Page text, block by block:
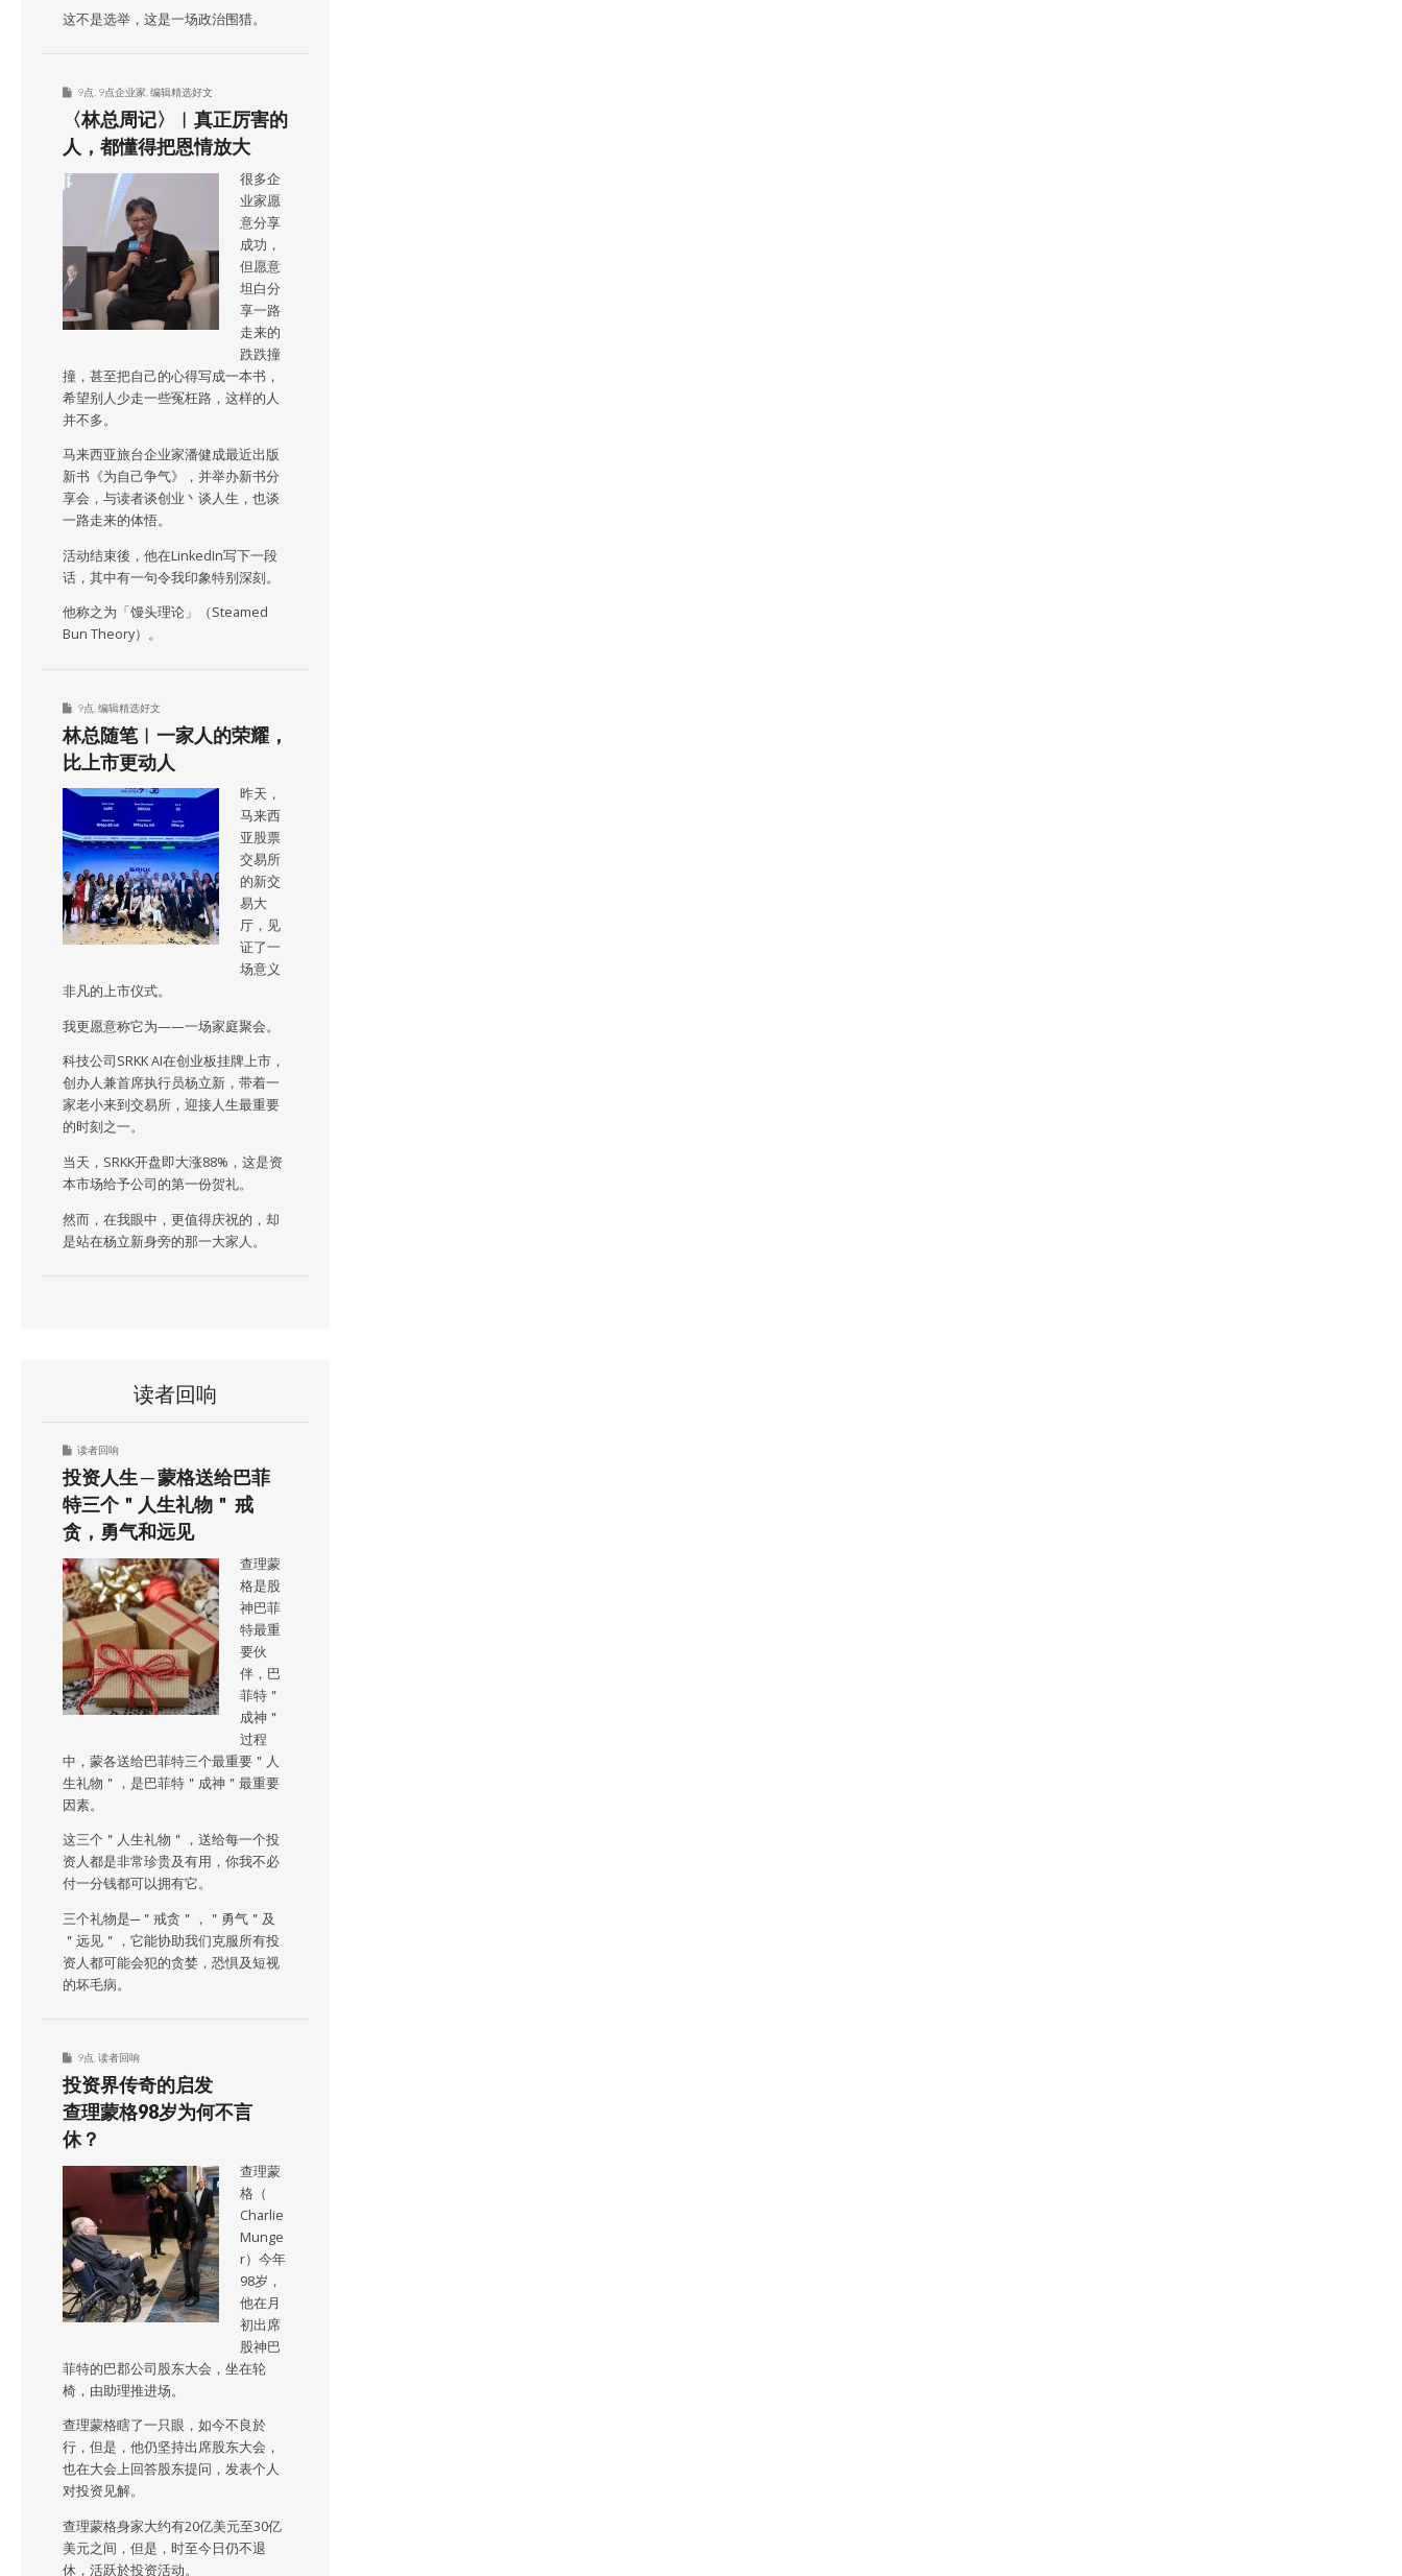
这不是选举，这是一场政治围猎。
9点 9点企业家 编辑精选好文
〈林总周记〉︱真正厉害的
人，都懂得把恩情放大
很多企
业家愿
意分享
成功，
但愿意
坦白分
享一路
走来的
跌跌撞
撞，甚至把自己的心得写成一本书，
希望别人少走一些冤枉路，这样的人
并不多。
马来西亚旅台企业家潘健成最近出版
新书《为自己争气》，并举办新书分
享会，与读者谈创业丶谈人生，也谈
一路走来的体悟。
活动结束後，他在LinkedIn写下一段
话，其中有一句令我印象特别深刻。
他称之为「馒头理论」（Steamed
Bun Theory）。
9点 编辑精选好文
林总随笔︱一家人的荣耀，
比上市更动人
昨天，
马来西
亚股票
交易所
的新交
易大
厅，见
证了一
场意义
非凡的上市仪式。
我更愿意称它为——一场家庭聚会。
科技公司SRKK AI在创业板挂牌上市，
创办人兼首席执行员杨立新，带着一
家老小来到交易所，迎接人生最重要
的时刻之一。
当天，SRKK开盘即大涨88%，这是资
本市场给予公司的第一份贺礼。
然而，在我眼中，更值得庆祝的，却
是站在杨立新身旁的那一大家人。
读者回响
读者回响
投资人生 ─ 蒙格送给巴菲
特三个＂人生礼物＂ 戒
贪，勇气和远见
查理蒙
格是股
神巴菲
特最重
要伙
伴，巴
菲特＂
成神＂
过程
中，蒙各送给巴菲特三个最重要＂人
生礼物＂，是巴菲特＂成神＂最重要
因素。
这三个＂人生礼物＂，送给每一个投
资人都是非常珍贵及有用，你我不必
付一分钱都可以拥有它。
三个礼物是─＂戒贪＂，＂勇气＂及
＂远见＂，它能协助我们克服所有投
资人都可能会犯的贪婪，恐惧及短视
的坏毛病。
9点 读者回响
投资界传奇的启发
查理蒙格98岁为何不言
休？
查理蒙
格（
Charlie
Munge
r）今年
98岁，
他在月
初出席
股神巴
菲特的巴郡公司股东大会，坐在轮
椅，由助理推进场。
查理蒙格瞎了一只眼，如今不良於
行，但是，他仍坚持出席股东大会，
也在大会上回答股东提问，发表个人
对投资见解。
查理蒙格身家大约有20亿美元至30亿
美元之间，但是，时至今日仍不退
休，活跃於投资活动。